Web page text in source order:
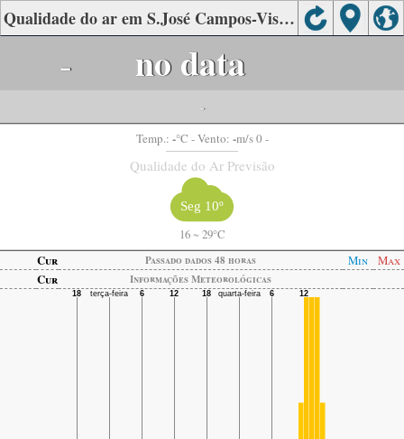
Qualidade do ar em S.José Campos-Vista Verde, São Paulo
- no data
-
Temp.: -°C - Vento: -m/s 0 -
Qualidade do Ar Previsão
Seg 10º
16 ~ 29°C
Cur
Passado dados 48 horas Min
Max
Cur
Informações Meteorológicas